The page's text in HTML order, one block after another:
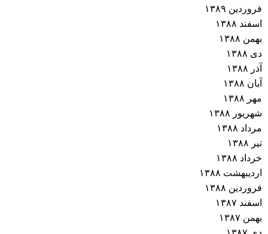
فروردین ۱۳۸۹
اسفند ۱۳۸۸
بهمن ۱۳۸۸
دی ۱۳۸۸
آذر ۱۳۸۸
آبان ۱۳۸۸
مهر ۱۳۸۸
شهریور ۱۳۸۸
مرداد ۱۳۸۸
تیر ۱۳۸۸
خرداد ۱۳۸۸
اردیبهشت ۱۳۸۸
فروردین ۱۳۸۸
اسفند ۱۳۸۷
بهمن ۱۳۸۷